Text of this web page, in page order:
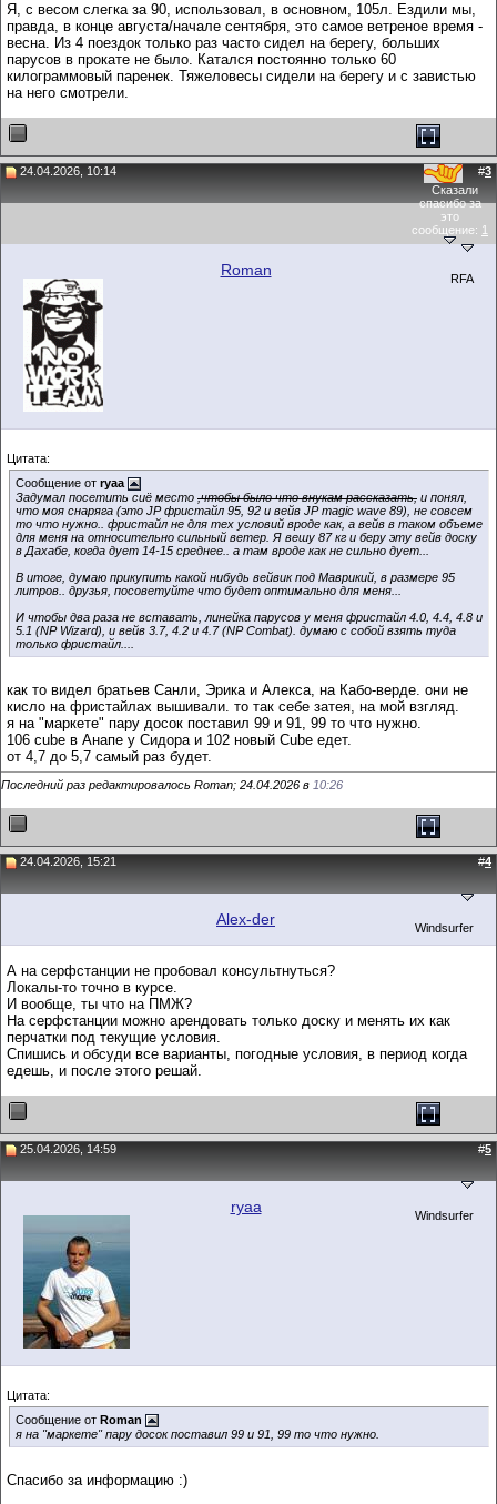
Я, с весом слегка за 90, использовал, в основном, 105л. Ездили мы,
правда, в конце августа/начале сентября, это самое ветреное время -
весна. Из 4 поездок только раз часто сидел на берегу, больших
парусов в прокате не было. Катался постоянно только 60
килограммовый паренек. Тяжеловесы сидели на берегу и с завистью
на него смотрели.
24.04.2026, 10:14 #3
Сказали
спасибо за
это
сообщение: 1
Roman RFA
Цитата:
Сообщение от ryaa
Задумал посетить сиё место ,чтобы было что внукам рассказать, и понял,
что моя снаряга (это JP фристайл 95, 92 и вейв JP magic wave 89), не совсем
то что нужно.. фристайл не для тех условий вроде как, а вейв в таком объеме
для меня на относительно сильный ветер. Я вешу 87 кг и беру эту вейв доску
в Дахабе, когда дует 14-15 среднее.. а там вроде как не сильно дует...
В итоге, думаю прикупить какой нибудь вейвик под Маврикий, в размере 95
литров.. друзья, посоветуйте что будет оптимально для меня...
И чтобы два раза не вставать, линейка парусов у меня фристайл 4.0, 4.4, 4.8 и
5.1 (NP Wizard), и вейв 3.7, 4.2 и 4.7 (NP Combat). думаю с собой взять туда
только фристайл....
как то видел братьев Санли, Эрика и Алекса, на Кабо-верде. они не
кисло на фристайлах вышивали. то так себе затея, на мой взгляд.
я на "маркете" пару досок поставил 99 и 91, 99 то что нужно.
106 cube в Анапе у Сидора и 102 новый Cube едет.
от 4,7 до 5,7 самый раз будет.
Последний раз редактировалось Roman; 24.04.2026 в 10:26
24.04.2026, 15:21 #4
Alex-der Windsurfer
А на серфстанции не пробовал консультнуться?
Локалы-то точно в курсе.
И вообще, ты что на ПМЖ?
На серфстанции можно арендовать только доску и менять их как
перчатки под текущие условия.
Спишись и обсуди все варианты, погодные условия, в период когда
едешь, и после этого решай.
25.04.2026, 14:59 #5
ryaa Windsurfer
Цитата:
Сообщение от Roman
я на "маркете" пару досок поставил 99 и 91, 99 то что нужно.
Спасибо за информацию :)